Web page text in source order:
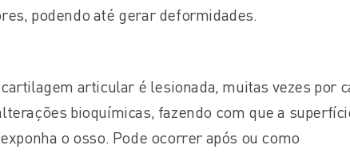
podendo até gerar deformidades.
articular é lesionada, muitas vezes por
bioquímicas, fazendo com que a
o osso. Pode ocorrer após ou como